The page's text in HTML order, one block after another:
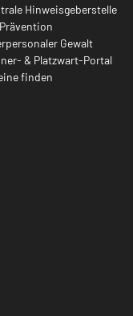
Hinweisgeberstelle
Gewalt
& Platzwart-Portal
finden